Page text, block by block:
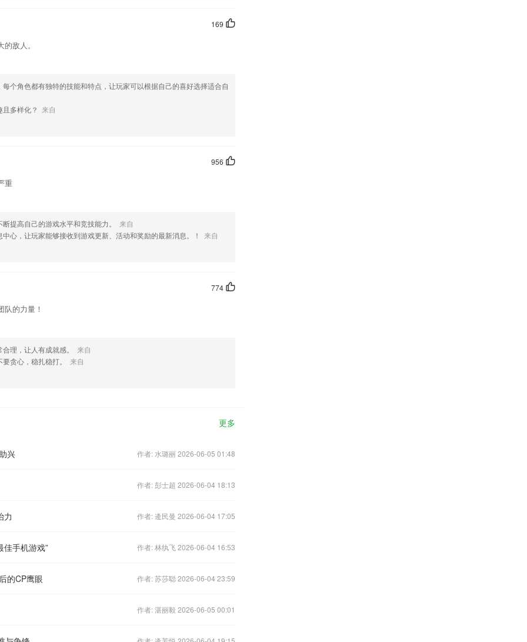
169
敌人。
每个角色都有独特的技能和特点，让玩家可以根据自己的喜好选择适合自
且多样化？ 来自
956
重
提高自己的游戏水平和竞技能力。
来自
中心，让玩家能够接收到游戏更新、活动和奖励的最新消息。！
来自
774
的力量！
理，让人有成就感。
来自
贪心，稳扎稳打。
来自
更多
兴 作者: 水璐丽 2026-06-05 01:48
作者: 彭士超 2026-06-04 18:13
力 作者: 逄民曼 2026-06-04 17:05
佳手机游戏” 作者: 林纨飞 2026-06-04 16:53
的CP鹰眼 作者: 苏莎聪 2026-06-04 23:59
作者: 湛丽毅 2026-06-05 00:01